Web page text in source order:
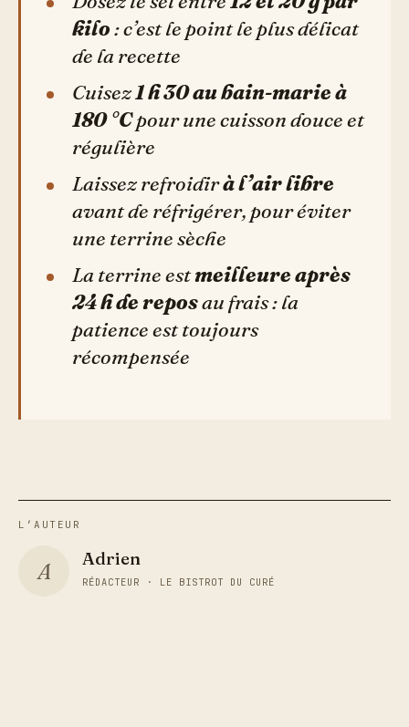
kilo: c’est le point le plus délicat
de la recette
Cuisez1 h 30 au bain-marie à
180 °Cpour une cuisson douce et
régulière
Laissez refroidirà l’air libre
avant de réfrigérer, pour éviter
une terrine sèche
La terrine estmeilleure après
24 h de reposau frais : la
patience est toujours
récompensée
L’AUTEUR
A Adrien
RÉDACTEUR · LE BISTROT DU CURÉ